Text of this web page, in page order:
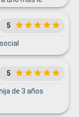
5
5
de 3 años